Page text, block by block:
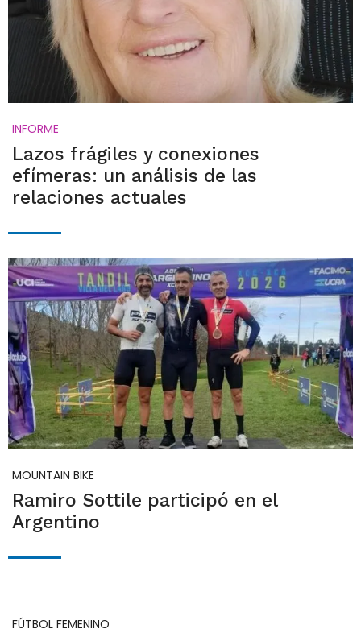
INFORME
Lazos frágiles y conexiones
efímeras: un análisis de las
relaciones actuales
MOUNTAIN BIKE
Ramiro Sottile participó en el
Argentino
FÚTBOL FEMENINO